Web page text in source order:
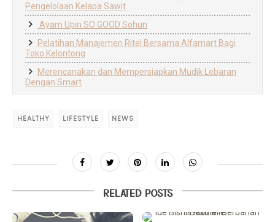
Pengelolaan Kelapa Sawit
Ayam Upin SO GOOD Sohun
Pelatihan Manajemen Ritel Bersama Alfamart Bagi
Toko Kelontong
Merencanakan dan Mempersiapkan Mudik Lebaran
Dengan Smart
HEALTHY LIFESTYLE NEWS
RELATED POSTS